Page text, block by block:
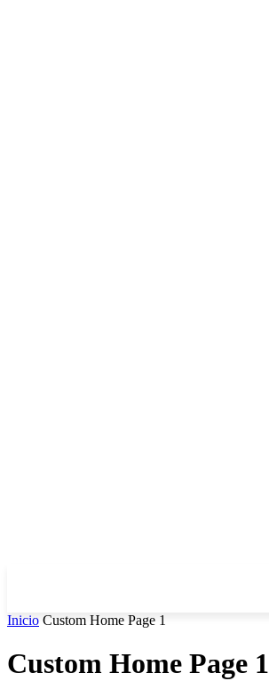
Inicio Custom Home Page 1
Custom Home Page 1